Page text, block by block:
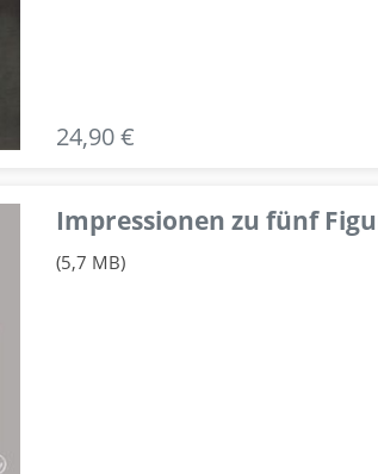
24,90 €
Impressionen zu fünf
(5,7 MB)